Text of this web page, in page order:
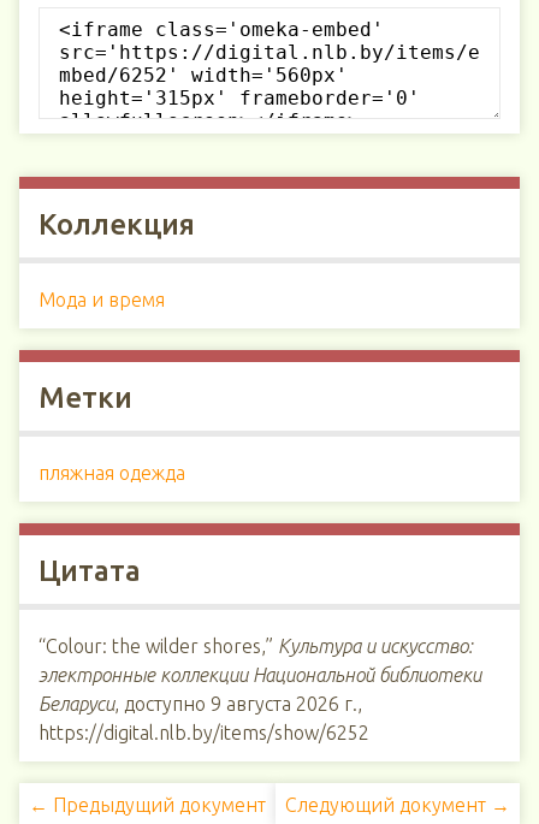
Коллекция
Мода и время
Метки
пляжная одежда
Цитата
“Colour: the wilder shores,” Культура и искусство:
электронные коллекции Национальной библиотеки
Беларуси, доступно 9 августа 2026 г.,
https://digital.nlb.by/items/show/6252
← Предыдущий документ Следующий документ →